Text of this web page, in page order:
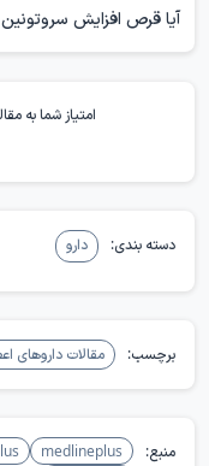
اختلال، داروهای
آن نقش دارند.
آیا قرص افزایش
مکمل‌های مؤثر بر
امتیاز شما به
دسته بندی: دارو
برچسب: مقالات داروهای
منبع: medlineplus